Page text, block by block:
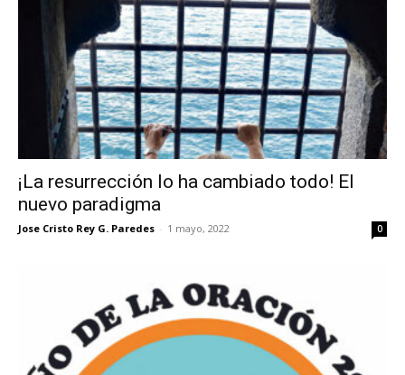
¡La resurrección lo ha cambiado todo! El
nuevo paradigma
Jose Cristo Rey G. Paredes - 1 mayo, 2022 0